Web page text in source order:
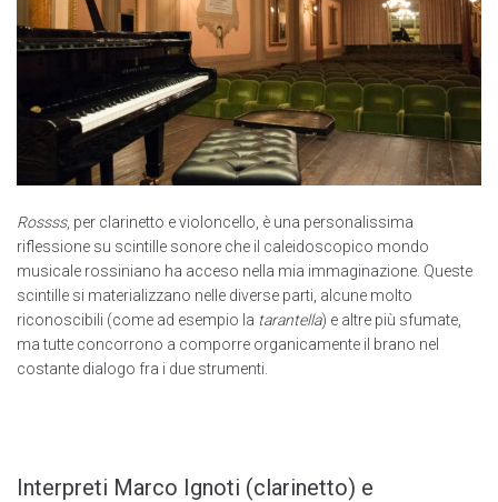
Rossss, per clarinetto e violoncello, è una personalissima
riflessione su scintille sonore che il caleidoscopico mondo
musicale rossiniano ha acceso nella mia immaginazione. Queste
scintille si materializzano nelle diverse parti, alcune molto
riconoscibili (come ad esempio la tarantella) e altre più sfumate,
ma tutte concorrono a comporre organicamente il brano nel
costante dialogo fra i due strumenti.
Interpreti Marco Ignoti (clarinetto) e